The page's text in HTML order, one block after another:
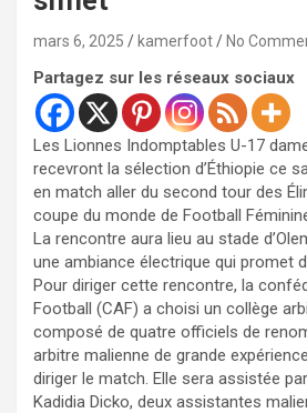
mars 6, 2025 kamerfoot No
Partagez sur les réseaux sociaux
Les Lionnes Indomptables U-17
recevront la sélection d’Éthiopie ce
en match aller du second tour des
coupe du monde de Football
La rencontre aura lieu au stade
une ambiance électrique qui promet
Pour diriger cette rencontre, la
Football (CAF) a choisi un collège
composé de quatre officiels de
arbitre malienne de grande
diriger le match. Elle sera assistée
Kadidia Dicko, deux assistantes